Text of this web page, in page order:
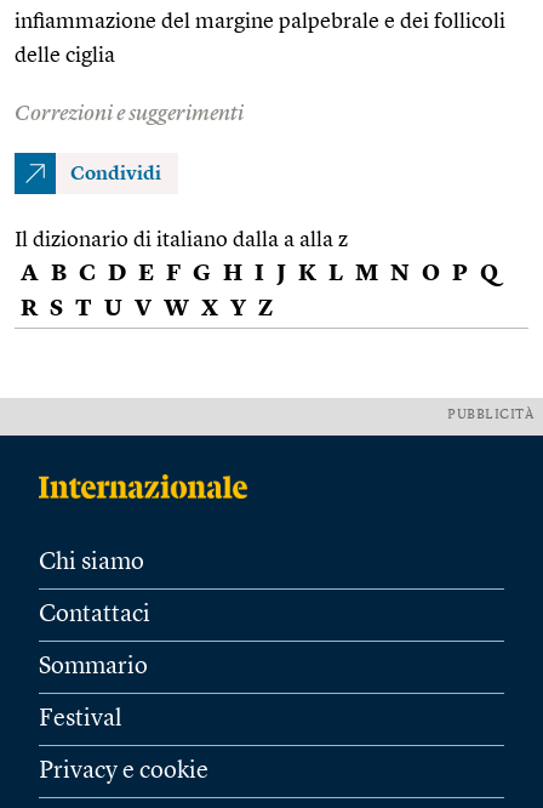
infiammazione del margine palpebrale e dei follicoli
delle ciglia
Correzioni e suggerimenti
Condividi
Il dizionario di italiano dalla a alla z
A B C D E F G H I J K L M N O P Q
R S T U V W X Y Z
PUBBLICITÀ
Chi siamo
Contattaci
Sommario
Festival
Privacy e cookie